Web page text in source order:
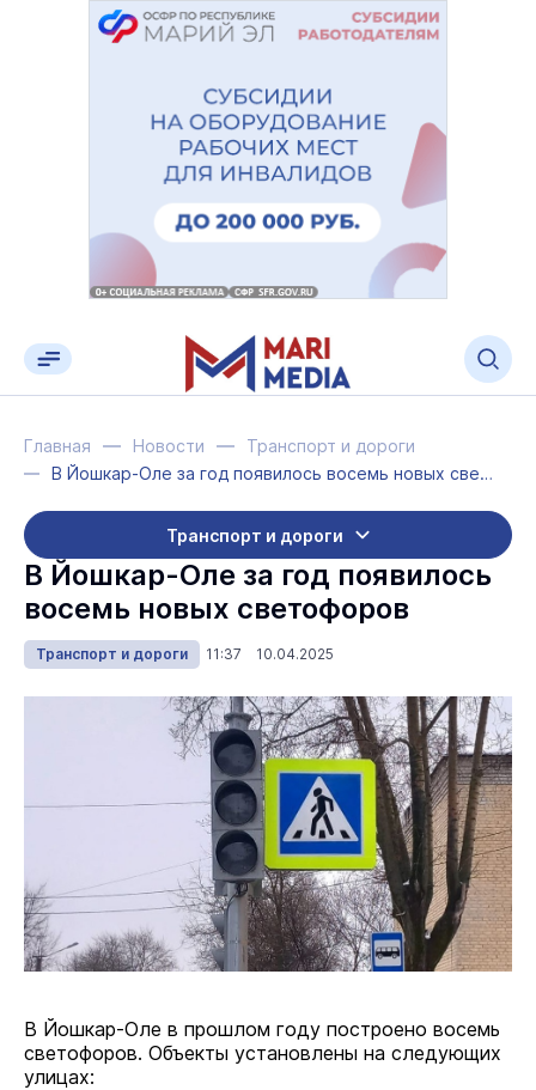
Главная Новости
Транспорт и дороги
В Йошкар-Оле за год появилось восемь новых светофоров
Транспорт и дороги
В Йошкар-Оле за год появилось
восемь новых светофоров
Транспорт и дороги 11:37 10.04.2025
В Йошкар-Оле в прошлом году построено восемь
светофоров. Объекты установлены на следующих
улицах: